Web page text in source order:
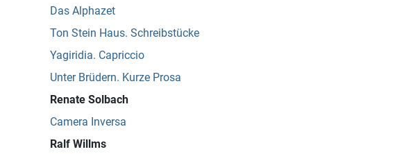
Das Alphazet
Ton Stein Haus. Schreibstücke
Yagiridia. Capriccio
Unter Brüdern. Kurze Prosa
Renate Solbach
Camera Inversa
Ralf Willms